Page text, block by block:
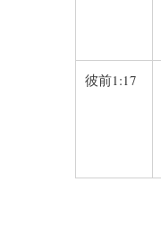
彼前1:17